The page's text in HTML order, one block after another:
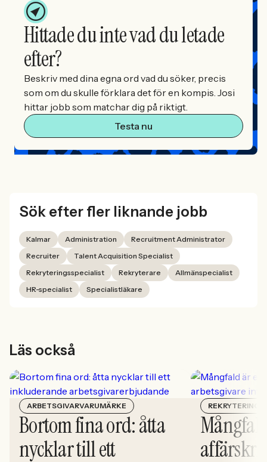
Hittade du inte vad du letade
efter?
Beskriv med dina egna ord vad du söker, precis
som om du skulle förklara det för en kompis. Josi
hittar jobb som matchar dig på riktigt.
Testa nu
Sök efter fler liknande jobb
Kalmar Administration
Recruitment Administrator
Recruiter
Talent Acquisition Specialist
Rekryteringsspecialist
Rekryterare
Allmänspecialist
HR-specialist
Specialistläkare
Läs också
ARBETSGIVARVARUMÄRKE
Bortom fina ord: åtta
nycklar till ett
REKRYTERING